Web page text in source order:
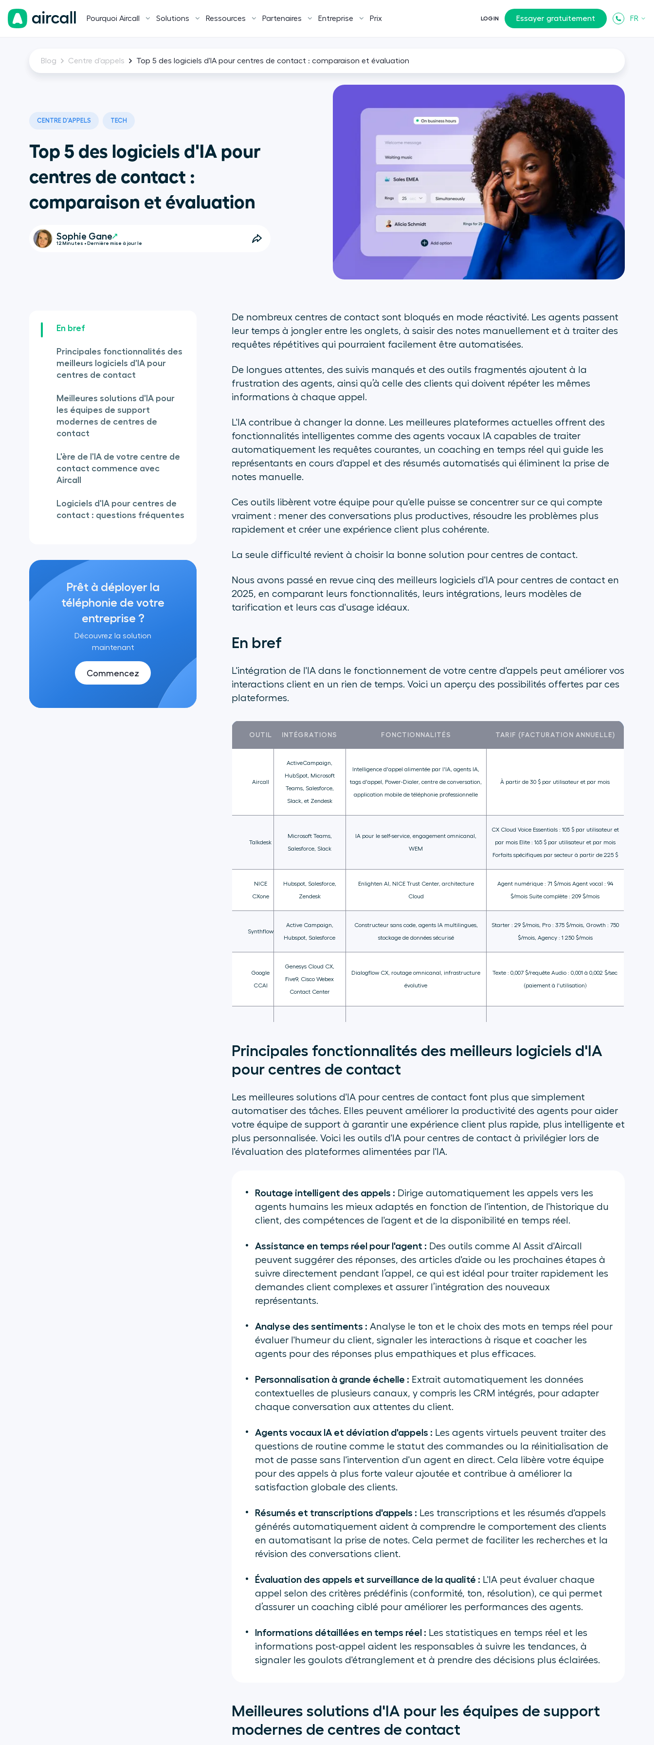
Pourquoi Aircall Solutions Ressources Partenaires Entreprise Prix LOGIN Essayer gratuitement FR
Blog Centre d'appels Top 5 des logiciels d'IA pour centres de contact : comparaison et évaluation
CENTRE D'APPELS TECH
Top 5 des logiciels d'IA pour
centres de contact :
comparaison et évaluation
Sophie Gane
12 Minutes • Dernière mise à jour le
En bref
Principales fonctionnalités des
meilleurs logiciels d'IA pour
centres de contact
Meilleures solutions d'IA pour
les équipes de support
modernes de centres de
contact
L'ère de l'IA de votre centre de
contact commence avec
Aircall
Logiciels d'IA pour centres de
contact : questions fréquentes
Prêt à déployer la
téléphonie de votre
entreprise ?
Découvrez la solution
maintenant
Commencez
De nombreux centres de contact sont bloqués en mode réactivité. Les agents passent
leur temps à jongler entre les onglets, à saisir des notes manuellement et à traiter des
requêtes répétitives qui pourraient facilement être automatisées.
De longues attentes, des suivis manqués et des outils fragmentés ajoutent à la
frustration des agents, ainsi qu’à celle des clients qui doivent répéter les mêmes
informations à chaque appel.
L'IA contribue à changer la donne. Les meilleures plateformes actuelles offrent des
fonctionnalités intelligentes comme des agents vocaux IA capables de traiter
automatiquement les requêtes courantes, un coaching en temps réel qui guide les
représentants en cours d'appel et des résumés automatisés qui éliminent la prise de
notes manuelle.
Ces outils libèrent votre équipe pour qu'elle puisse se concentrer sur ce qui compte
vraiment : mener des conversations plus productives, résoudre les problèmes plus
rapidement et créer une expérience client plus cohérente.
La seule difficulté revient à choisir la bonne solution pour centres de contact.
Nous avons passé en revue cinq des meilleurs logiciels d'IA pour centres de contact en
2025, en comparant leurs fonctionnalités, leurs intégrations, leurs modèles de
tarification et leurs cas d'usage idéaux.
En bref
L'intégration de l'IA dans le fonctionnement de votre centre d'appels peut améliorer vos
interactions client en un rien de temps. Voici un aperçu des possibilités offertes par ces
plateformes.
OUTIL INTÉGRATIONS FONCTIONNALITÉS TARIF (FACTURATION ANNUELLE)
Aircall
ActiveCampaign,
HubSpot, Microsoft
Teams, Salesforce,
Slack, et Zendesk
Intelligence d'appel alimentée par l'IA, agents IA,
tags d'appel, Power-Dialer, centre de conversation,
application mobile de téléphonie professionnelle
À partir de 30 $ par utilisateur et par mois
Talkdesk
Microsoft Teams,
Salesforce, Slack
IA pour le self-service, engagement omnicanal,
WEM
CX Cloud Voice Essentials : 105 $ par utilisateur et
par mois Elite : 165 $ par utilisateur et par mois
Forfaits spécifiques par secteur à partir de 225 $
NICE
CXone
Hubspot, Salesforce,
Zendesk
Enlighten AI, NICE Trust Center, architecture
Cloud
Agent numérique : 71 $/mois Agent vocal : 94
$/mois Suite complète : 209 $/mois
Synthflow
Active Campaign,
Hubspot, Salesforce
Constructeur sans code, agents IA multilingues,
stockage de données sécurisé
Starter : 29 $/mois, Pro : 375 $/mois, Growth : 750
$/mois, Agency : 1 250 $/mois
Google
CCAI
Genesys Cloud CX,
Five9, Cisco Webex
Contact Center
Dialogflow CX, routage omnicanal, infrastructure
évolutive
Texte : 0,007 $/requête Audio : 0,001 à 0,002 $/sec
(paiement à l'utilisation)
Principales fonctionnalités des meilleurs logiciels d'IA
pour centres de contact
Les meilleures solutions d'IA pour centres de contact font plus que simplement
automatiser des tâches. Elles peuvent améliorer la productivité des agents pour aider
votre équipe de support à garantir une expérience client plus rapide, plus intelligente et
plus personnalisée. Voici les outils d'IA pour centres de contact à privilégier lors de
l'évaluation des plateformes alimentées par l'IA.
Routage intelligent des appels : Dirige automatiquement les appels vers les
agents humains les mieux adaptés en fonction de l'intention, de l'historique du
client, des compétences de l'agent et de la disponibilité en temps réel.
Assistance en temps réel pour l'agent : Des outils comme AI Assit d'Aircall
peuvent suggérer des réponses, des articles d'aide ou les prochaines étapes à
suivre directement pendant l’appel, ce qui est idéal pour traiter rapidement les
demandes client complexes et assurer l’intégration des nouveaux
représentants.
Analyse des sentiments : Analyse le ton et le choix des mots en temps réel pour
évaluer l'humeur du client, signaler les interactions à risque et coacher les
agents pour des réponses plus empathiques et plus efficaces.
Personnalisation à grande échelle : Extrait automatiquement les données
contextuelles de plusieurs canaux, y compris les CRM intégrés, pour adapter
chaque conversation aux attentes du client.
Agents vocaux IA et déviation d'appels : Les agents virtuels peuvent traiter des
questions de routine comme le statut des commandes ou la réinitialisation de
mot de passe sans l'intervention d'un agent en direct. Cela libère votre équipe
pour des appels à plus forte valeur ajoutée et contribue à améliorer la
satisfaction globale des clients.
Résumés et transcriptions d'appels : Les transcriptions et les résumés d'appels
générés automatiquement aident à comprendre le comportement des clients
en automatisant la prise de notes. Cela permet de faciliter les recherches et la
révision des conversations client.
Évaluation des appels et surveillance de la qualité : L'IA peut évaluer chaque
appel selon des critères prédéfinis (conformité, ton, résolution), ce qui permet
d’assurer un coaching ciblé pour améliorer les performances des agents.
Informations détaillées en temps réel : Les statistiques en temps réel et les
informations post-appel aident les responsables à suivre les tendances, à
signaler les goulots d'étranglement et à prendre des décisions plus éclairées.
Meilleures solutions d'IA pour les équipes de support
modernes de centres de contact